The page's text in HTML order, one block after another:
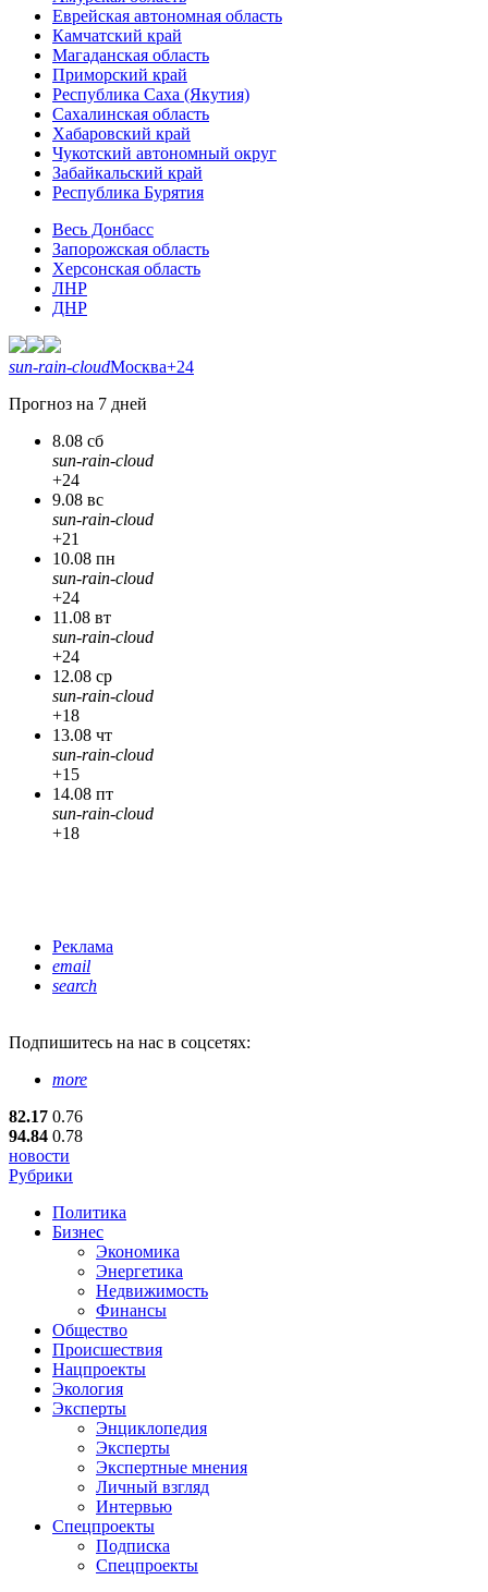
Еврейская автономная область
Камчатский край
Магаданская область
Приморский край
Республика Саха (Якутия)
Сахалинская область
Хабаровский край
Чукотский автономный округ
Забайкальский край
Республика Бурятия
Весь Донбасс
Запорожская область
Херсонская область
ЛНР
ДНР
sun-rain-cloudМосква+24
Прогноз на 7 дней
8.08 сб
sun-rain-cloud
+24
9.08 вс
sun-rain-cloud
+21
10.08 пн
sun-rain-cloud
+24
11.08 вт
sun-rain-cloud
+24
12.08 ср
sun-rain-cloud
+18
13.08 чт
sun-rain-cloud
+15
14.08 пт
sun-rain-cloud
+18
Реклама
email
search
Подпишитесь на нас в соцсетях:
more
82.17 0.76
94.84 0.78
новости
Рубрики
Политика
Бизнес
Экономика
Энергетика
Недвижимость
Финансы
Общество
Происшествия
Нацпроекты
Экология
Эксперты
Энциклопедия
Эксперты
Экспертные мнения
Личный взгляд
Интервью
Спецпроекты
Подписка
Спецпроекты